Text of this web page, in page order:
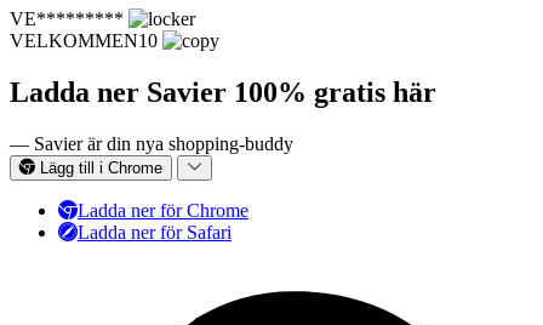
VE*********
VELKOMMEN10
Ladda ner Savier 100% gratis här
— Savier är din nya shopping-buddy
Lägg till i Chrome
Ladda ner för Chrome
Ladda ner för Safari